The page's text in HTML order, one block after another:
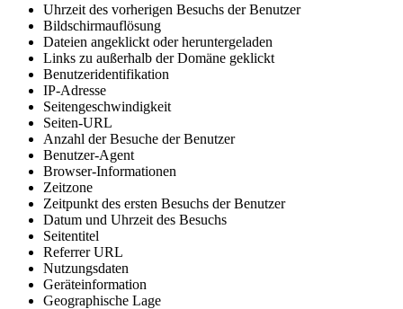
Uhrzeit des vorherigen Besuchs der Benutzer
Bildschirmauflösung
Dateien angeklickt oder heruntergeladen
Links zu außerhalb der Domäne geklickt
Benutzeridentifikation
IP-Adresse
Seitengeschwindigkeit
Seiten-URL
Anzahl der Besuche der Benutzer
Benutzer-Agent
Browser-Informationen
Zeitzone
Zeitpunkt des ersten Besuchs der Benutzer
Datum und Uhrzeit des Besuchs
Seitentitel
Referrer URL
Nutzungsdaten
Geräteinformation
Geographische Lage